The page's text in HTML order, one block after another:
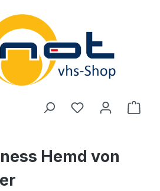
Du hast 0
Hemd von